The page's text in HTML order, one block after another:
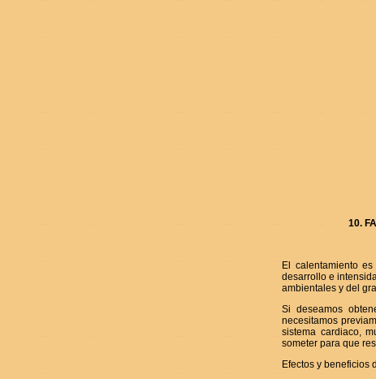
10.
El calentamiento
desarrollo e
ambientales y del
Si deseamos
necesitamos
sistema cardiaco,
someter para que
Efectos y beneficios